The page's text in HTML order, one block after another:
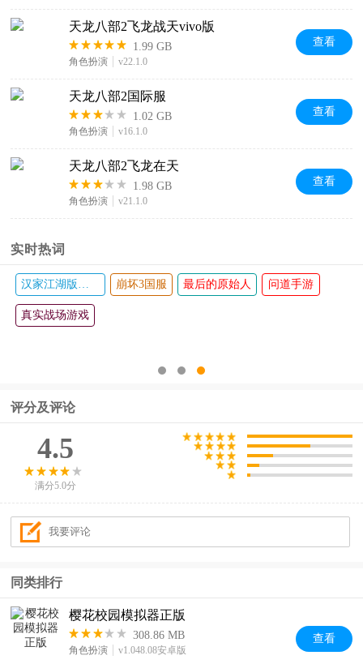
天龙八部2飞龙战天vivo版
1.99 GB
角色扮演 v22.1.0
查看
天龙八部2国际服
1.02 GB
角色扮演 v16.1.0
查看
天龙八部2飞龙在天
1.98 GB
角色扮演 v21.1.0
查看
实时热词
汉家江湖版本大全 崩坏3国服 最后的原始人 问道手游
真实战场游戏
评分及评论
4.5
满分5.0分
同类排行
樱花校园模拟器正版
308.86 MB
角色扮演 v1.048.08安卓版
查看